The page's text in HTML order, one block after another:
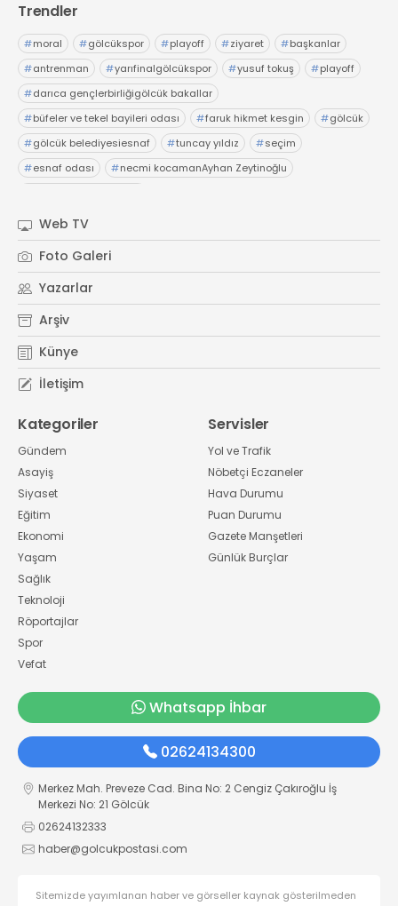
Trendler
#moral #gölcükspor #playoff #ziyaret #başkanlar
#antrenman #yarıfinalgölcükspor #yusuf tokuş #playoff
#darıca gençlerbirliğigölcük bakallar
#büfeler ve tekel bayileri odası #faruk hikmet kesgin #gölcük
#gölcük belediyesiesnaf #tuncay yıldız #seçim
#esnaf odası #necmi kocamanAyhan Zeytinoğlu
Web TV
Foto Galeri
Yazarlar
Arşiv
Künye
İletişim
Kategoriler
Gündem
Asayiş
Siyaset
Eğitim
Ekonomi
Yaşam
Sağlık
Teknoloji
Röportajlar
Spor
Vefat
Servisler
Yol ve Trafik
Nöbetçi Eczaneler
Hava Durumu
Puan Durumu
Gazete Manşetleri
Günlük Burçlar
Whatsapp İhbar
02624134300
Merkez Mah. Preveze Cad. Bina No: 2 Cengiz Çakıroğlu İş
Merkezi No: 21 Gölcük
02624132333
haber@golcukpostasi.com
Sitemizde yayımlanan haber ve görseller kaynak gösterilmeden